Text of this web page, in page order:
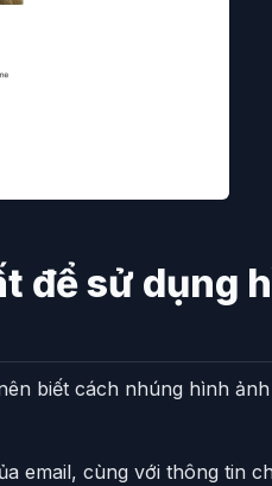
để sử dụng
biết cách nhúng hình
email, cùng với thông tin